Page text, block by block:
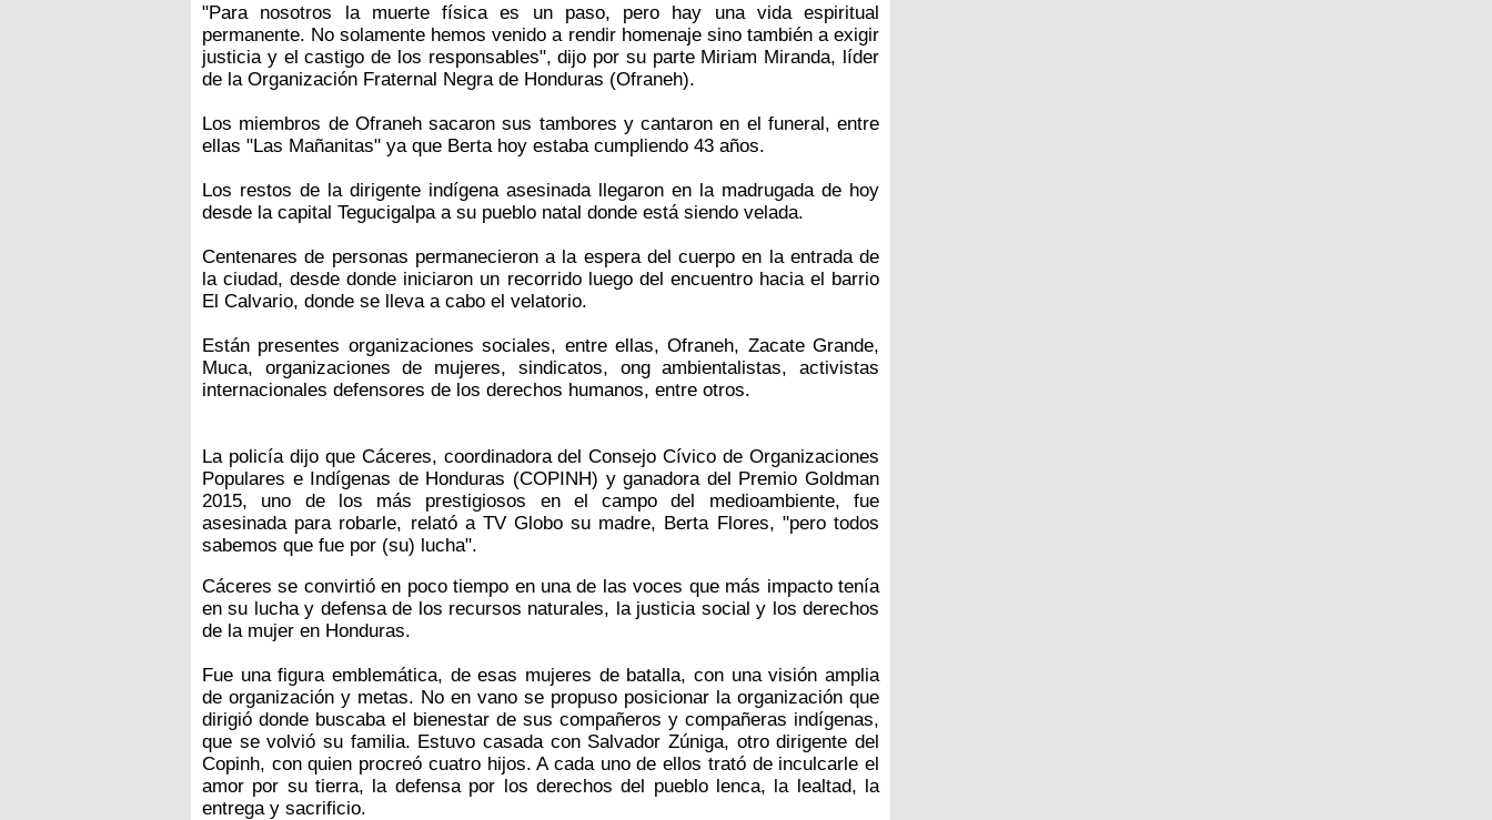
"Para nosotros la muerte física es un paso, pero hay una vida espiritual
permanente. No solamente hemos venido a rendir homenaje sino también a exigir
justicia y el castigo de los responsables", dijo por su parte Miriam Miranda, líder
de la Organización Fraternal Negra de Honduras (Ofraneh).
Los miembros de Ofraneh sacaron sus tambores y cantaron en el funeral, entre
ellas "Las Mañanitas" ya que Berta hoy estaba cumpliendo 43 años.
Los restos de la dirigente indígena asesinada llegaron en la madrugada de hoy
desde la capital Tegucigalpa a su pueblo natal donde está siendo velada.
Centenares de personas permanecieron a la espera del cuerpo en la entrada de
la ciudad, desde donde iniciaron un recorrido luego del encuentro hacia el barrio
El Calvario, donde se lleva a cabo el velatorio.
Están presentes organizaciones sociales, entre ellas, Ofraneh, Zacate Grande,
Muca, organizaciones de mujeres, sindicatos, ong ambientalistas, activistas
internacionales defensores de los derechos humanos, entre otros.
La policía dijo que Cáceres, coordinadora del Consejo Cívico de Organizaciones
Populares e Indígenas de Honduras (COPINH) y ganadora del Premio Goldman
2015, uno de los más prestigiosos en el campo del medioambiente, fue
asesinada para robarle, relató a TV Globo su madre, Berta Flores, "pero todos
sabemos que fue por (su) lucha".
Cáceres se convirtió en poco tiempo en una de las voces que más impacto tenía
en su lucha y defensa de los recursos naturales, la justicia social y los derechos
de la mujer en Honduras.
Fue una figura emblemática, de esas mujeres de batalla, con una visión amplia
de organización y metas. No en vano se propuso posicionar la organización que
dirigió donde buscaba el bienestar de sus compañeros y compañeras indígenas,
que se volvió su familia. Estuvo casada con Salvador Zúniga, otro dirigente del
Copinh, con quien procreó cuatro hijos. A cada uno de ellos trató de inculcarle el
amor por su tierra, la defensa por los derechos del pueblo lenca, la lealtad, la
entrega y sacrificio.